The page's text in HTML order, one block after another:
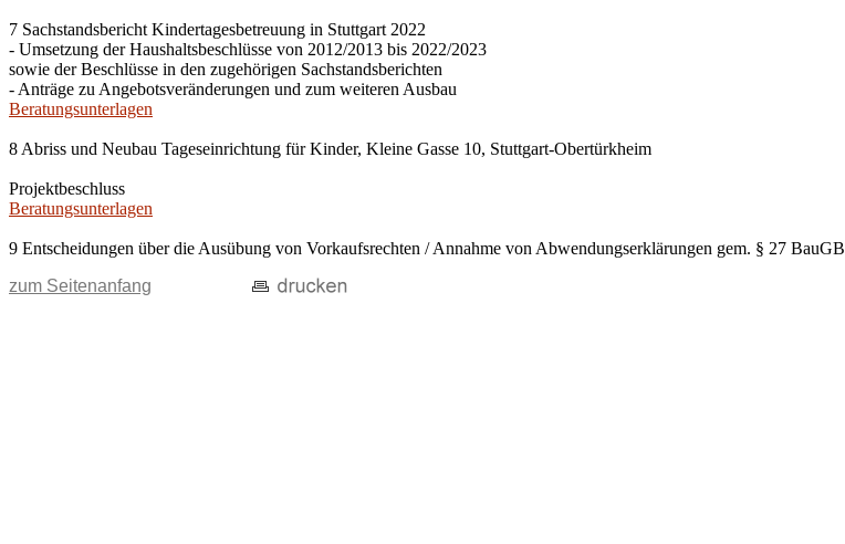
7 Sachstandsbericht Kindertagesbetreuung in Stuttgart 2022
- Umsetzung der Haushaltsbeschlüsse von 2012/2013 bis 2022/2023
sowie der Beschlüsse in den zugehörigen Sachstandsberichten
- Anträge zu Angebotsveränderungen und zum weiteren Ausbau
Beratungsunterlagen
8 Abriss und Neubau Tageseinrichtung für Kinder, Kleine Gasse 10, Stuttgart-Obertürkheim
Projektbeschluss
Beratungsunterlagen
9 Entscheidungen über die Ausübung von Vorkaufsrechten / Annahme von Abwendungserklärungen gem. § 27 BauGB
zum Seitenanfang